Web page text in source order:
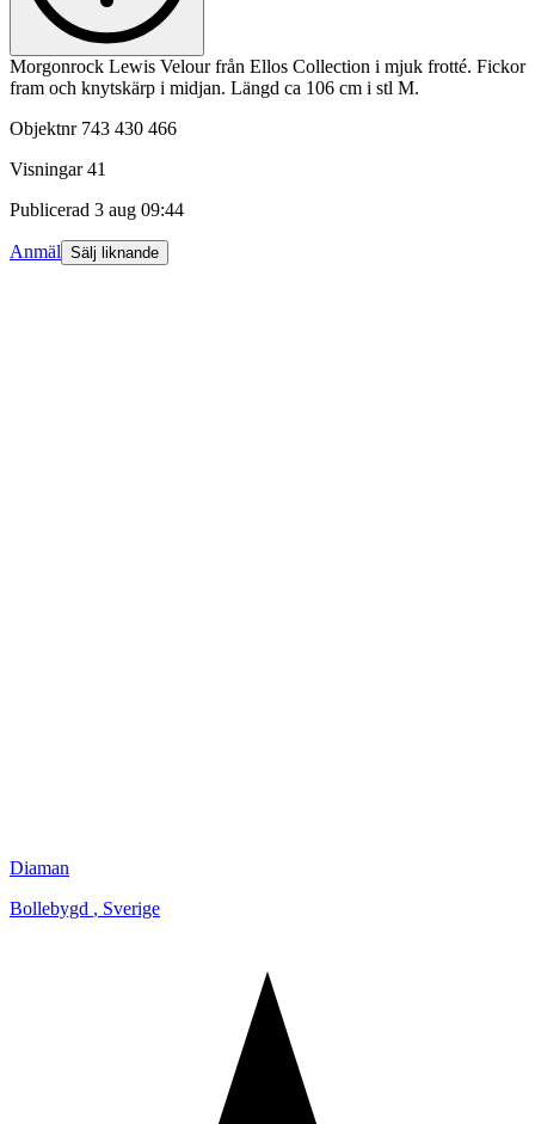
Morgonrock Lewis Velour från Ellos Collection i mjuk frotté. Fickor
fram och knytskärp i midjan. Längd ca 106 cm i stl M.
Objektnr 743 430 466
Visningar 41
Publicerad 3 aug 09:44
Anmäl Sälj liknande
Diaman
Bollebygd , Sverige